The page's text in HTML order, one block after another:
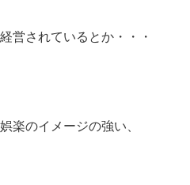
営されているとか・・・
楽のイメージの強い、